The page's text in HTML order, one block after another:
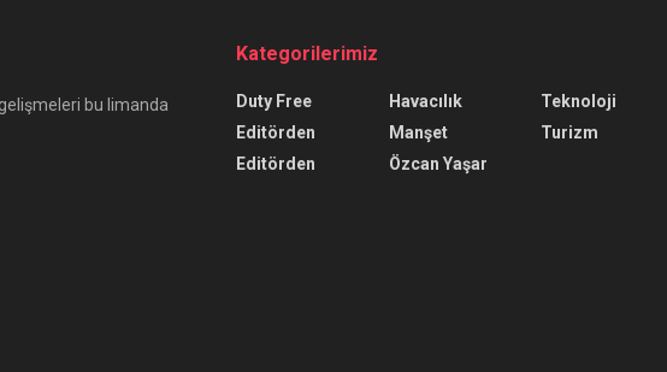
gelişmeleri bu limanda
Kategorilerimiz
Duty Free
Editörden
Editörden
Havacılık
Manşet
Özcan Yaşar
Teknoloji
Turizm